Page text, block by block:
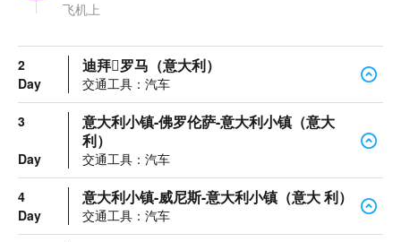
飞机上
2
Day
迪拜罗马（意大利）
交通工具：汽车
3
Day
意大利小镇-佛罗伦萨-意大利小镇（意大
利）
交通工具：汽车
4
Day
意大利小镇-威尼斯-意大利小镇（意大 利）
交通工具：汽车